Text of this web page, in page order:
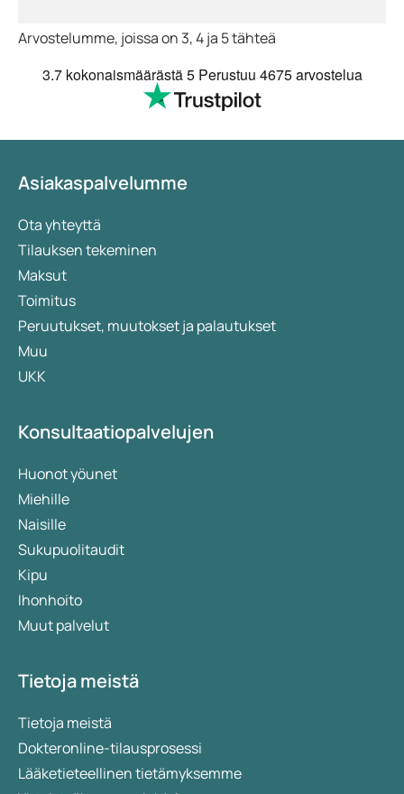
hormonitasapainoa, mikä lisää ylipainon ja muiden
terveysongelmien riskiä.
Arvostelumme, joissa on 3, 4 ja 5 tähteä
3.7kokonaismäärästä 5 Perustuu 4675 arvostelua
Asiakaspalvelumme
Ota yhteyttä
Tilauksen tekeminen
Maksut
Toimitus
Peruutukset, muutokset ja palautukset
Muu
UKK
Konsultaatiopalvelujen
Huonot yöunet
Miehille
Naisille
Sukupuolitaudit
Kipu
Ihonhoito
Muut palvelut
Tietoja meistä
Tietoja meistä
Dokteronline-tilausprosessi
Lääketieteellinen tietämyksemme